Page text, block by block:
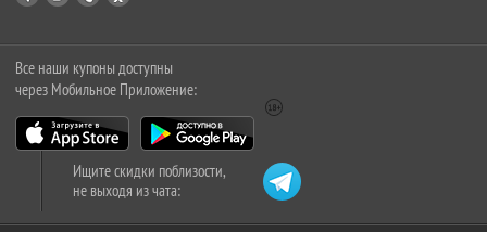
Все наши купоны доступны
через Мобильное Приложение:
Ищите скидки поблизости,
не выходя из чата: